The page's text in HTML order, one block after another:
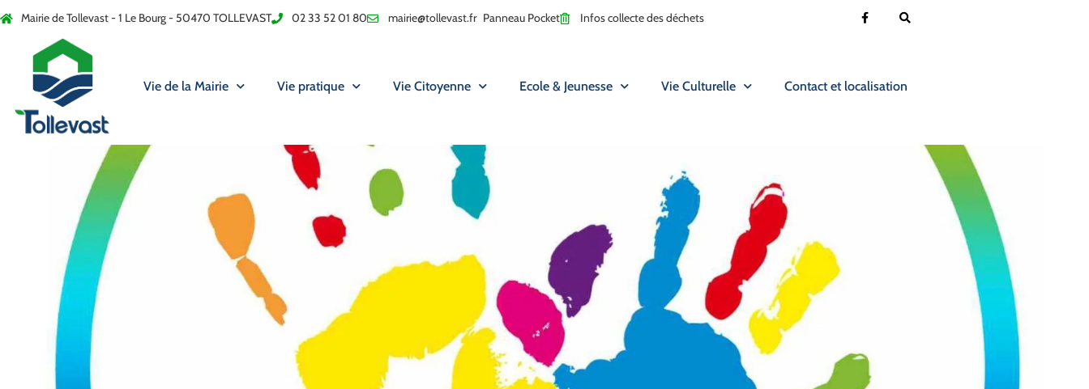
Mairie de Tollevast - 1 Le Bourg - 50470 TOLLEVAST 02 33 52 01 80 mairie@tollevast.fr Panneau Pocket Infos collecte des déchets
Vie de la Mairie Vie pratique Vie Citoyenne Ecole & Jeunesse Vie Culturelle Contact et localisation